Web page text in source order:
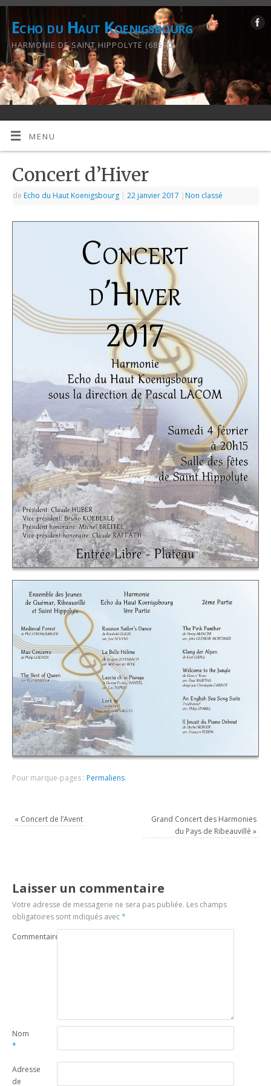
Echo du Haut Koenigsbourg
HARMONIE DE SAINT HIPPOLYTE (68590)
MENU
Concert d’Hiver
de Echo du Haut Koenigsbourg | 22 janvier 2017 | Non classé
Pour marque-pages : Permaliens.
« Concert de l’Avent
Grand Concert des Harmonies
du Pays de Ribeauvillé »
Laisser un commentaire
Votre adresse de messagerie ne sera pas publiée. Les champs
obligatoires sont indiqués avec*
Commentaire
Nom
*
Adresse
de